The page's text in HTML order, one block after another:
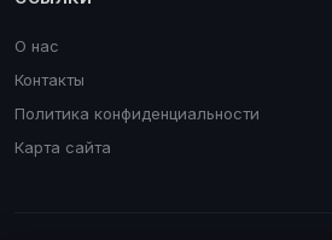
О нас
Контакты
Политика конфиденциальности
Карта сайта